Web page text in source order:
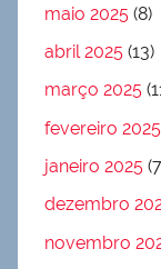
maio 2025 (8)
abril 2025 (13)
março 2025
fevereiro 2025
janeiro 2025
dezembro
novembro